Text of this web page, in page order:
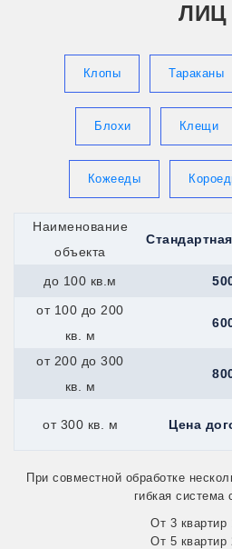
ЛИЦ
Клопы Тараканы
Блохи Клещи
Кожееды
Наименование
объекта
до 100 кв.м
от 100 до 200
кв. м
от 200 до 300
кв. м
от 300 кв. м Цена
При совместной обработке
гибкая система
От 3 квартир
От 5 квартир